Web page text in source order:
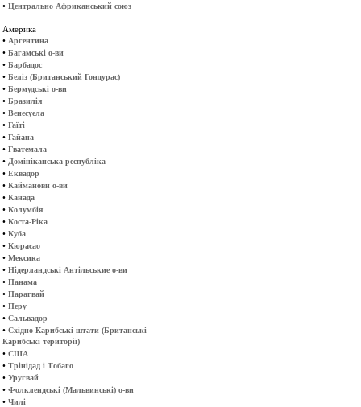
• Центрально Африканський союз
Америка
• Аргентина
• Багамські о-ви
• Барбадос
• Беліз (Британський Гондурас)
• Бермудські о-ви
• Бразилія
• Венесуела
• Гаїті
• Гайана
• Гватемала
• Домініканська республіка
• Еквадор
• Кайманови о-ви
• Канада
• Колумбія
• Коста-Ріка
• Куба
• Кюрасао
• Мексика
• Нідерландські Антільськие о-ви
• Панама
• Парагвай
• Перу
• Сальвадор
• Східно-Карибські штати (Британські
Карибські території)
• США
• Трінідад і Тобаго
• Уругвай
• Фолклендські (Мальвинські) о-ви
• Чилі